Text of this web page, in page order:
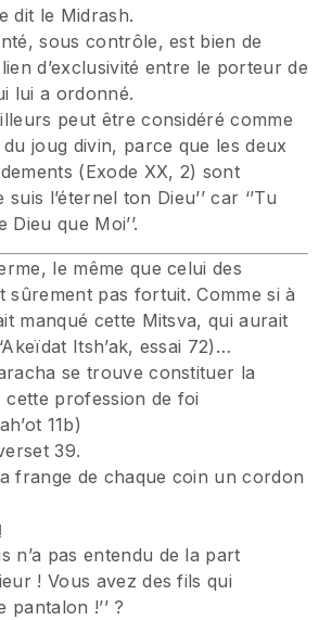
dit le Midrash.
sous contrôle, est bien de
d’exclusivité entre le porteur de
lui a ordonné.
peut être considéré comme
joug divin, parce que les deux
(Exode XX, 2) sont
suis l’éternel ton Dieu’’ car ‘’Tu
Dieu que Moi’’.
terme, le même que celui des
sûrement pas fortuit. Comme si à
manqué cette Mitsva, qui aurait
Itsh’ak, essai 72)…
se trouve constituer la
cette profession de foi
11b)
39.
la frange de chaque coin un cordon
n’a pas entendu de la part
! Vous avez des fils qui
!’’ ?